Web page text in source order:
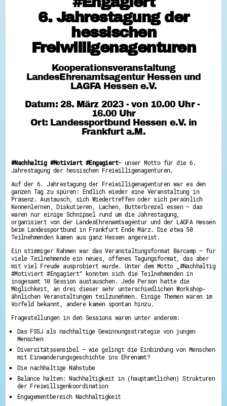
Hessen hilft Ukraine
Zeig uns dein Ehrenamt
Wettbewerb | Trikotwettbewerb
Wettbewerb | 80 Jahre Hessen - Engagement
mit Herz
Ausgezeichnete Projekte
Menschen des Respekts
SHARE IT: Teile deine Infos!
Gestalte dein Ehrenamt
Ehrenamts-Card Hessen
Engagement-Lotsen
Crowdfunding - Viele schaffen mehr
Hessen engagiert - Digitale Themenabende
Kompetenznachweis Hessen
Zeugnisbeiblatt
Service-Learning
Mach dich schlau
GEMA-Pakt
Di@-Lotsen in Hessen
Energiepreiskrise und Ehrenamt
Flüchtlingshilfe + Integration
Generationsübergreifend aktiv
Patenschaftsprojekte
Qualifizierung & Fortbildung
Stiftungen
Vereine, Spenden, Steuern - Gut zu Wissen
Versicherungsschutz
Wissenswertes rund um dein Ehrenamt
Zahlen, Daten, Fakten aus Hessen
Service
Suche
Downloads
Kontakt
Impressum
Datenschutz
Erklärung zur Barrierefreiheit
Barriere melden
Freiwilligenagenturen
6. Jahrestagung der
hessischen
Freiwilligenagenturen
Kooperationsveranstaltung
LandesEhrenamtsagentur Hessen und
LAGFA Hessen e.V.
Datum: 28. März 2023 - von 10.00 Uhr -
16.00 Uhr
Ort: Landessportbund Hessen e.V. in
Frankfurt a.M.
#Nachhaltig #Motiviert #Engagiert– unser Motto für die 6.
Jahrestagung der hessischen Freiwilligenagenturen.
Auf der 6. Jahrestagung der Freiwilligenagenturen war es den
ganzen Tag zu spüren: Endlich wieder eine Veranstaltung in
Präsenz. Austausch, sich Wiedertreffen oder sich persönlich
Kennenlernen, Diskutieren, Lachen, Butterbrezel essen – das
waren nur einige Schnipsel rund um die Jahrestagung,
organisiert von der LandesEhrenamtsagentur und der LAGFA Hessen
beim Landessportbund in Frankfurt Ende März. Die etwa 50
Teilnehmenden kamen aus ganz Hessen angereist.
Ein stimmiger Rahmen war das Veranstaltungsformat Barcamp – für
viele Teilnehmende ein neues, offenes Tagungsformat, das aber
mit viel Freude ausprobiert wurde. Unter dem Motto „#Nachhaltig
#Motiviert #Engagiert“ konnten sich die Teilnehmenden in
insgesamt 10 Session austauschen. Jede Person hatte die
Möglichkeit, an drei dieser sehr unterschiedlichen Workshop-
ähnlichen Veranstaltungen teilzunehmen. Einige Themen waren im
Vorfeld bekannt, andere kamen spontan hinzu.
Fragestellungen in den Sessions waren unter anderem:
Das FSSJ als nachhaltige Gewinnungsstrategie von jungen
Menschen
Diversitätssensibel – wie gelingt die Einbindung von Menschen
mit Einwanderungsgeschichte ins Ehrenamt?
Die nachhaltige Nähstube
Balance halten: Nachhaltigkeit in (hauptamtlichen) Strukturen
der Freiwilligenkoordination
Engagementbereich Nachhaltigkeit